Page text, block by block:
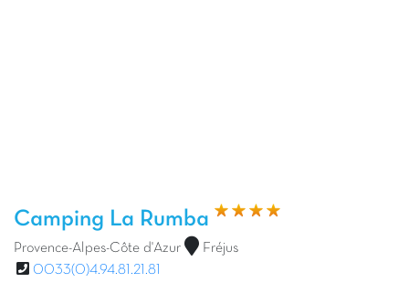
Camping La Rumba
Provence-Alpes-Côte d'Azur
Fréjus
0033(0)4.94.81.21.81